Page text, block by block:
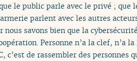
le public parle avec le privé ;
parlent avec les autres
nous savons bien que la
Personne n’a la clef, n’a
c’est de rassembler des personnes